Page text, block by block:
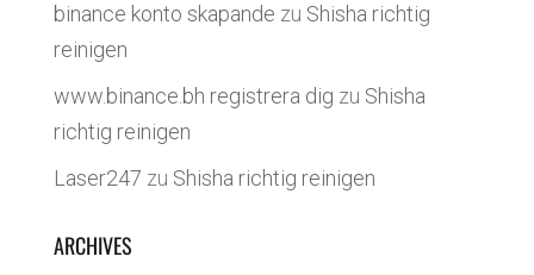
binance konto skapande zu Shisha richtig
reinigen
www.binance.bh registrera dig zu Shisha
richtig reinigen
Laser247 zu Shisha richtig reinigen
ARCHIVES